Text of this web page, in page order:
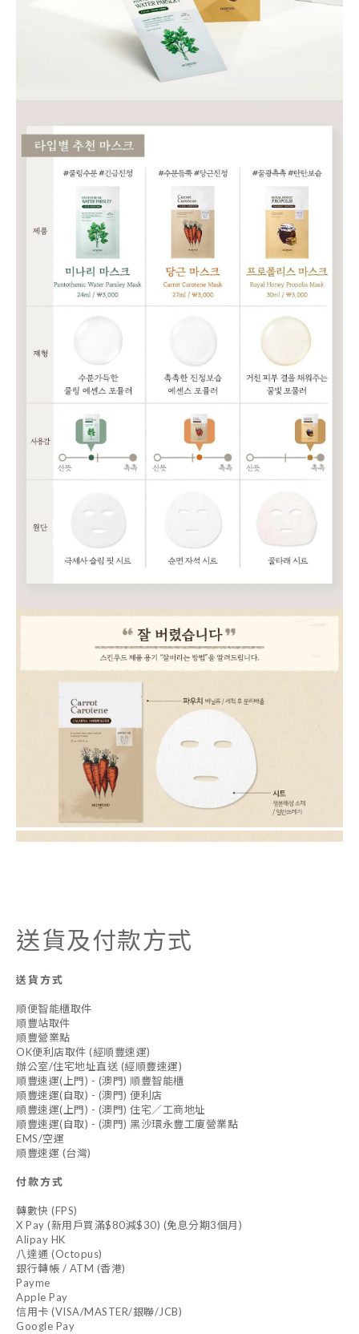
送貨及付款方式
送貨方式
順便智能櫃取件
順豐站取件
順豐營業點
OK便利店取件 (經順豐速運)
辦公室/住宅地址直送 (經順豐速運)
順豐速運(上門) - (澳門) 順豐智能櫃
順豐速運(自取) - (澳門) 便利店
順豐速運(上門) - (澳門) 住宅／工商地址
順豐速運(自取) - (澳門) 黑沙環永豐工廈營業點
EMS/空運
順豐速運 (台灣)
付款方式
轉數快 (FPS)
X Pay (新用戶買滿$80減$30) (免息分期3個月)
Alipay HK
八達通 (Octopus)
銀行轉帳 / ATM (香港)
Payme
Apple Pay
信用卡 (VISA/MASTER/銀聯/JCB)
Google Pay